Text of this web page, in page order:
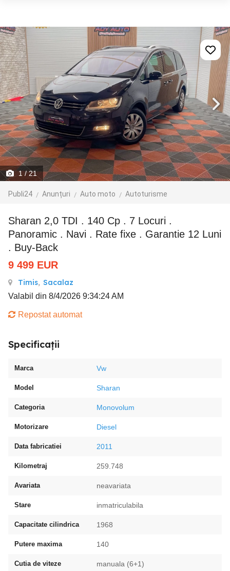
1/ 21
Publi24 Anunțuri Auto moto Autoturisme
Sharan 2,0 TDI . 140 Cp . 7 Locuri .
Panoramic . Navi . Rate fixe . Garantie 12 Luni
. Buy-Back
9 499 EUR
Timis, Sacalaz
Valabil din 8/4/2026 9:34:24 AM
Repostat automat
Specificații
Marca Vw
Model Sharan
Categoria Monovolum
Motorizare Diesel
Data fabricatiei 2011
Kilometraj 259.748
Avariata neavariata
Stare inmatriculabila
Capacitate cilindrica 1968
Putere maxima 140
Cutia de viteze manuala (6+1)